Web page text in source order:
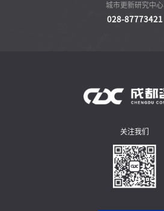
城市更新研究中心
028-87773421
关注我们